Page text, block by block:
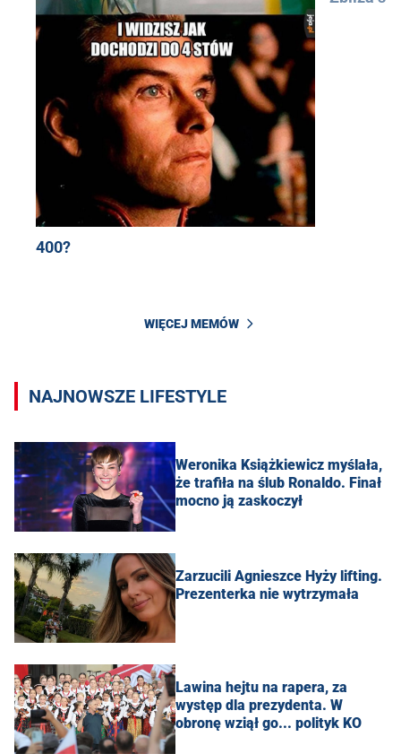
400?
WIĘCEJ MEMÓW
NAJNOWSZE LIFESTYLE
Weronika Książkiewicz myślała,
że trafiła na ślub Ronaldo. Finał
mocno ją zaskoczył
Zarzucili Agnieszce Hyży lifting.
Prezenterka nie wytrzymała
Lawina hejtu na rapera, za
występ dla prezydenta. W
obronę wziął go... polityk KO